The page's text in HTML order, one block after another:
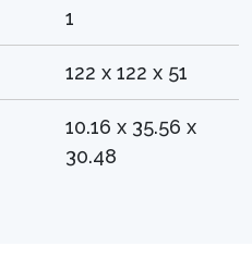
1
122 x 122 x 51
10.16 x 35.56 x
30.48